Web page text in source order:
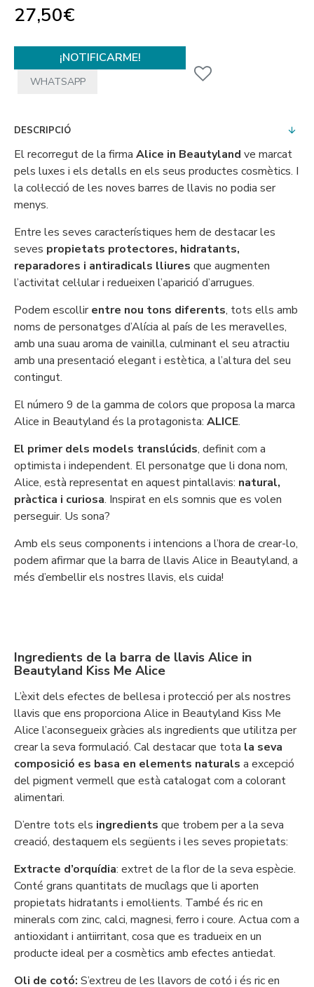
27,50€
¡NOTIFICARME!
WHATSAPP
DESCRIPCIÓ
El recorregut de la firma Alice in Beautyland ve marcat
pels luxes i els detalls en els seus productes cosmètics. I
la col·lecció de les noves barres de llavis no podia ser
menys.
Entre les seves característiques hem de destacar les
seves propietats protectores, hidratants,
reparadores i antiradicals lliures que augmenten
l’activitat cel·lular i redueixen l’aparició d’arrugues.
Podem escollirentre nou tons diferents, tots ells amb
noms de personatges d’Alícia al país de les meravelles,
amb una suau aroma de vainilla, culminant el seu atractiu
amb una presentació elegant i estètica, a l’altura del seu
contingut.
El número 9 de la gamma de colors que proposa la marca
Alice in Beautyland és la protagonista: ALICE.
El primer dels models translúcids, definit com a
optimista i independent. El personatge que li dona nom,
Alice, està representat en aquest pintallavis: natural,
pràctica i curiosa. Inspirat en els somnis que es volen
perseguir. Us sona?
Amb els seus components i intencions a l’hora de crear-lo,
podem afirmar que la barra de llavis Alice in Beautyland, a
més d’embellir els nostres llavis, els cuida!
Ingredients de la barra de llavis Alice in
Beautyland Kiss Me Alice
L’èxit dels efectes de bellesa i protecció per als nostres
llavis que ens proporciona Alice in Beautyland Kiss Me
Alice l’aconsegueix gràcies als ingredients que utilitza per
crear la seva formulació. Cal destacar que tota la seva
composició es basa en elements naturals a excepció
del pigment vermell que està catalogat com a colorant
alimentari.
D’entre tots els ingredients que trobem per a la seva
creació, destaquem els següents i les seves propietats:
Extracte d’orquídia: extret de la flor de la seva espècie.
Conté grans quantitats de mucílags que li aporten
propietats hidratants i emol·lients. També és ric en
minerals com zinc, calci, magnesi, ferro i coure. Actua com a
antioxidant i antiirritant, cosa que es tradueix en un
producte ideal per a cosmètics amb efectes antiedat.
Oli de cotó: S’extreu de les llavors de cotó i és ric en